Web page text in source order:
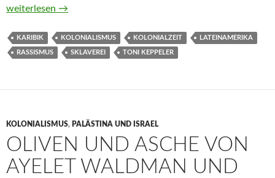
Schwarzer Widerstand. Sklaverei und Rassismus in
weiterlesen →
KARIBIK KOLONIALISMUS KOLONIALZEIT LATEINAMERIKA
RASSISMUS SKLAVEREI TONI KEPPELER
KOLONIALISMUS, PALÄSTINA UND ISRAEL
OLIVEN UND ASCHE VON
AYELET WALDMAN UND